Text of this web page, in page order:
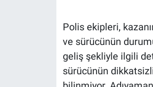
Polis ekipleri,
ve sürücünün
geliş şekliyle ilgili
sürücünün